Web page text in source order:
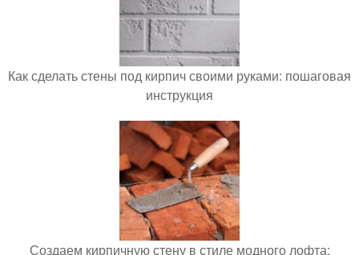
Как сделать стены под кирпич своими руками: пошаговая
инструкция
Создаем кирпичную стену в стиле модного лофта: